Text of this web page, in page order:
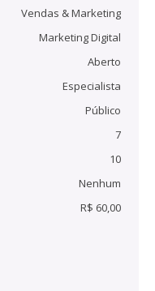
Vendas & Marketing
Marketing Digital
Aberto
Especialista
Público
7
10
Nenhum
R$ 60,00